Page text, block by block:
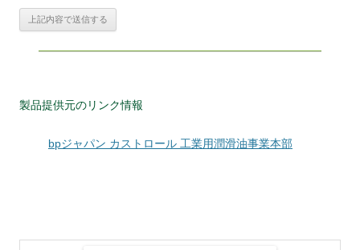
製品提供元のリンク情報
bpジャパン カストロール 工業用潤滑油事業本部